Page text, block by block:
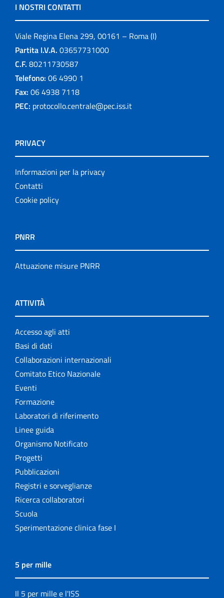
I NOSTRI CONTATTI
Viale Regina Elena 299, 00161 – Roma (I)
Partita I.V.A. 03657731000
C.F. 80211730587
Telefono: 06 4990 1
Fax: 06 4938 7118
PEC: protocollo.centrale@pec.iss.it
PRIVACY
Informazioni per la privacy
Contatti
Cookie policy
PNRR
Attuazione misure PNRR
ATTIVITÀ
Accesso agli atti
Basi di dati
Collaborazioni internazionali
Comitato Etico Nazionale
Eventi
Formazione
Laboratori di riferimento
Linee guida
Organismo Notificato
Progetti
Pubblicazioni
Registri e sorveglianze
Ricerca collaboratori
Scuola
Sperimentazione clinica fase I
5 per mille
Il 5 per mille e l'ISS